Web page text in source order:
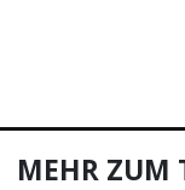
MEHR ZUM